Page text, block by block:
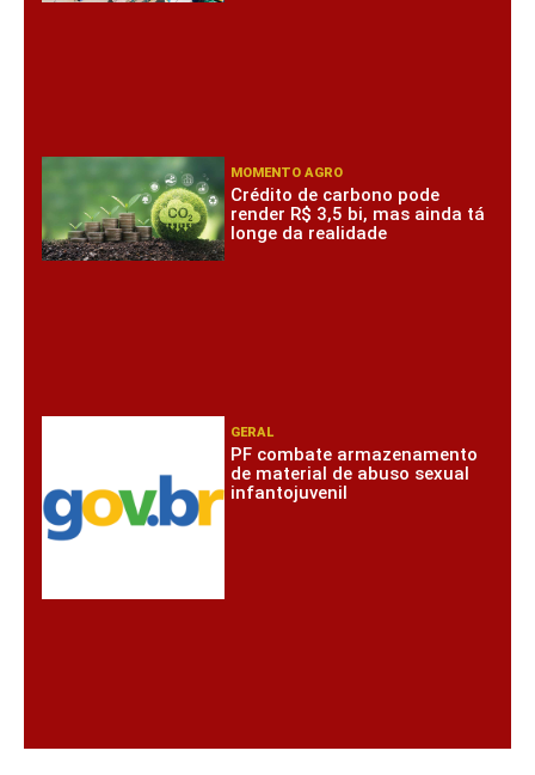
MOMENTO AGRO
Crédito de carbono pode
render R$ 3,5 bi, mas ainda tá
longe da realidade
GERAL
PF combate armazenamento
de material de abuso sexual
infantojuvenil